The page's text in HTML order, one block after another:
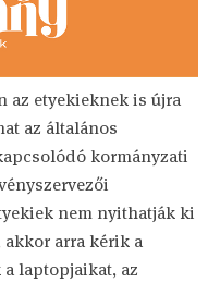
az etyekieknek is újra
az általános
kormányzati
nem nyithatják ki
akkor arra kérik a
laptopjaikat, az